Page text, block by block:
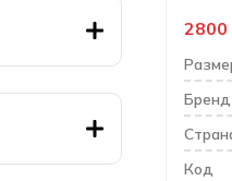
2800
Бренд
Код